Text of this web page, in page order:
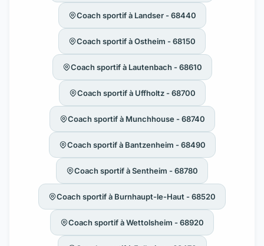
Coach sportif à Landser - 68440
Coach sportif à Ostheim - 68150
Coach sportif à Lautenbach - 68610
Coach sportif à Uffholtz - 68700
Coach sportif à Munchhouse - 68740
Coach sportif à Bantzenheim - 68490
Coach sportif à Sentheim - 68780
Coach sportif à Burnhaupt-le-Haut - 68520
Coach sportif à Wettolsheim - 68920